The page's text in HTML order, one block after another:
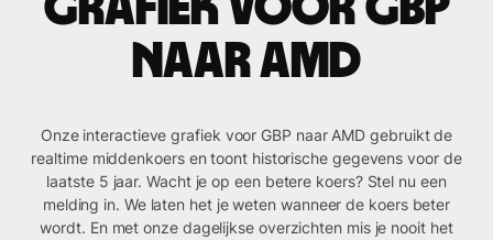
naar AMD
Onze interactieve grafiek voor GBP naar AMD gebruikt de
realtime middenkoers en toont historische gegevens voor de
laatste 5 jaar. Wacht je op een betere koers? Stel nu een
melding in. We laten het je weten wanneer de koers beter
wordt. En met onze dagelijkse overzichten mis je nooit het